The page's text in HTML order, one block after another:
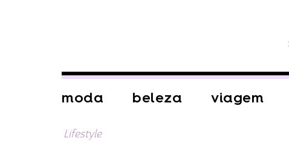
moda beleza viagem
Lifestyle